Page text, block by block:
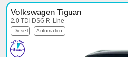
Volkswagen Tiguan
2.0 TDI DSG R-Line
Diésel Automático